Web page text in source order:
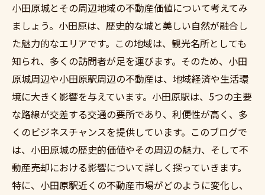
小田原城とその周辺地域の不動産価値について考えてみ
ましょう。小田原は、歴史的な城と美しい自然が融合し
た魅力的なエリアです。この地域は、観光名所としても
知られ、多くの訪問者が足を運びます。そのため、小田
原城周辺や小田原駅周辺の不動産は、地域経済や生活環
境に大きく影響を与えています。小田原駅は、5つの主要
な路線が交差する交通の要所であり、利便性が高く、多
くのビジネスチャンスを提供しています。このブログで
は、小田原城の歴史的価値やその周辺の魅力、そして不
動産売却における影響について詳しく探っていきます。
特に、小田原駅近くの不動産市場がどのように変化し、